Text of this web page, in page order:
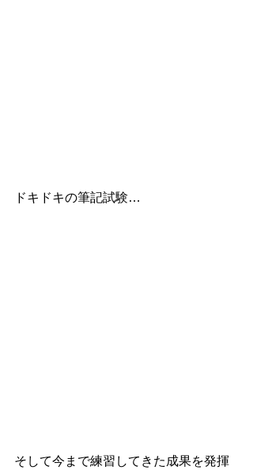
ドキドキの筆記試験…
そして今まで練習してきた成果を発揮